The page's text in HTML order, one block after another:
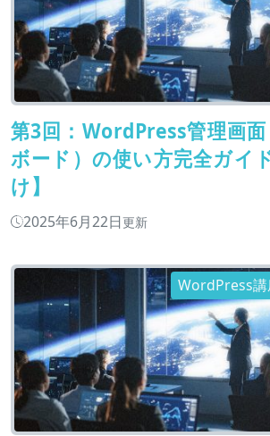
第3回：WordPress管理画
ボード）の使い方完全ガイ
け】
2025年6月22日更新
WordPress講